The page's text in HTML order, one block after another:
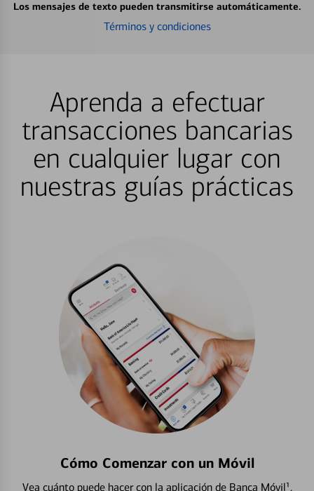
Los mensajes de texto pueden transmitirse automáticamente.
Términos y condiciones
Aprenda a efectuar
transacciones bancarias
en cualquier lugar con
nuestras guías prácticas
Cómo Comenzar con un Móvil
Vea cuánto puede hacer con la aplicación de Banca Móvil¹.